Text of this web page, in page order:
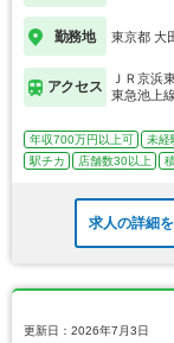
勤務地 東京都 大
アクセス
ＪＲ京浜
東急池上
年収700万円以上可 未経
駅チカ
店舗数30以上
求人の詳細
更新日：2026年7月3日